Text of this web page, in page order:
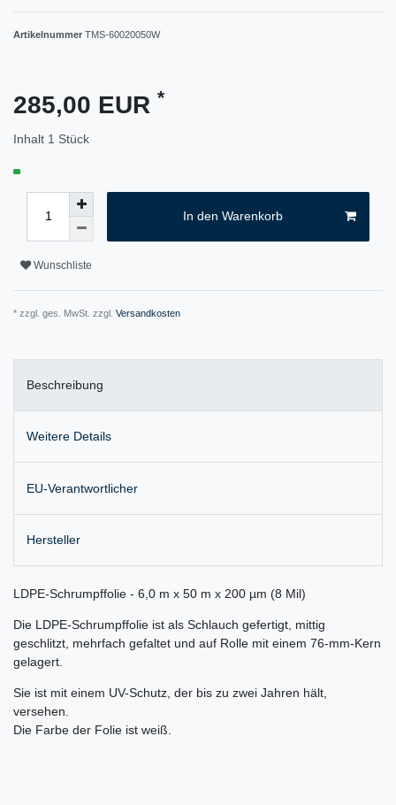
Artikelnummer TMS-60020050W
285,00 EUR *
Inhalt 1 Stück
In den Warenkorb
Wunschliste
* zzgl. ges. MwSt. zzgl. Versandkosten
Beschreibung
Weitere Details
EU-Verantwortlicher
Hersteller
LDPE-Schrumpffolie - 6,0 m x 50 m x 200 µm (8 Mil)
Die LDPE-Schrumpffolie ist als Schlauch gefertigt, mittig
geschlitzt, mehrfach gefaltet und auf Rolle mit einem 76-mm-Kern
gelagert.
Sie ist mit einem UV-Schutz, der bis zu zwei Jahren hält,
versehen.
Die Farbe der Folie ist weiß.